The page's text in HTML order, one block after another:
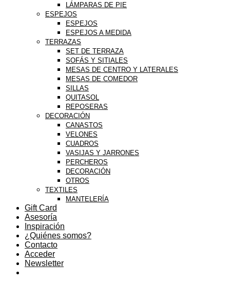
LÁMPARAS DE PIE
ESPEJOS
ESPEJOS
ESPEJOS A MEDIDA
TERRAZAS
SET DE TERRAZA
SOFÁS Y SITIALES
MESAS DE CENTRO Y LATERALES
MESAS DE COMEDOR
SILLAS
QUITASOL
REPOSERAS
DECORACIÓN
CANASTOS
VELONES
CUADROS
VASIJAS Y JARRONES
PERCHEROS
DECORACIÓN
OTROS
TEXTILES
MANTELERÍA
Gift Card
Asesoría
Inspiración
¿Quiénes somos?
Contacto
Acceder
Newsletter